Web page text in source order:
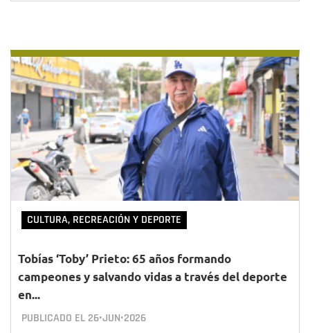
CULTURA, RECREACIÓN Y DEPORTE
Tobías ‘Toby’ Prieto: 65 años formando
campeones y salvando vidas a través del deporte
en...
PUBLICADO EL 26•JUN•2026